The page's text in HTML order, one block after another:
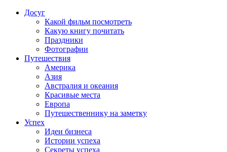
Досуг
Какой фильм посмотреть
Какую книгу почитать
Праздники
Фотографии
Путешествия
Америка
Азия
Австралия и океания
Красивые места
Европа
Путешественнику на заметку
Успех
Идеи бизнеса
Истории успеха
Секреты успеха